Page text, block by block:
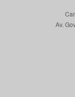
Av.